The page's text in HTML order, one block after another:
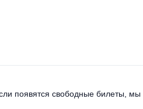
появятся свободные билеты, мы